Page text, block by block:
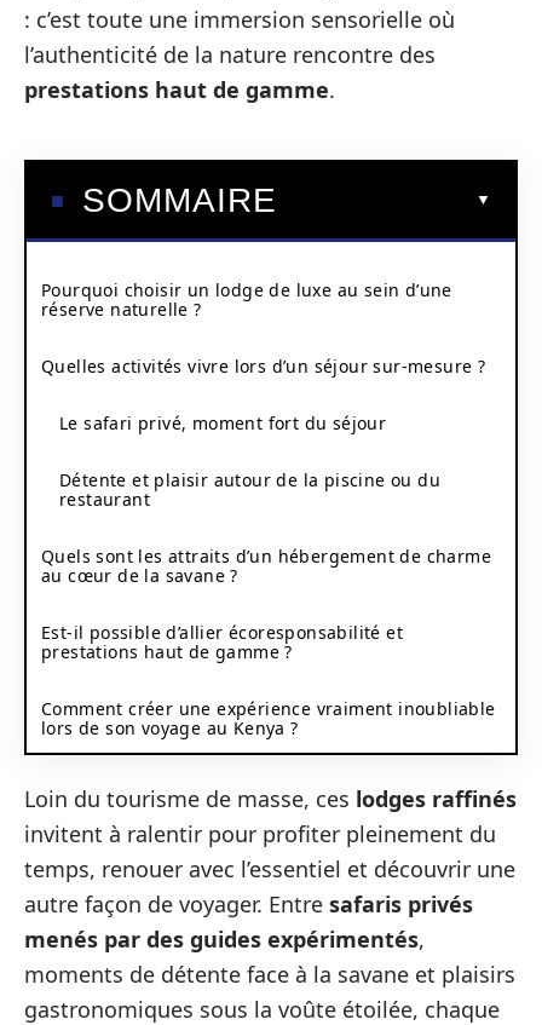
: c’est toute une immersion sensorielle où
l’authenticité de la nature rencontre des
prestations haut de gamme.
SOMMAIRE
Pourquoi choisir un lodge de luxe au sein d’une
réserve naturelle ?
Quelles activités vivre lors d’un séjour sur-mesure ?
Le safari privé, moment fort du séjour
Détente et plaisir autour de la piscine ou du
restaurant
Quels sont les attraits d’un hébergement de charme
au cœur de la savane ?
Est-il possible d’allier écoresponsabilité et
prestations haut de gamme ?
Comment créer une expérience vraiment inoubliable
lors de son voyage au Kenya ?
Loin du tourisme de masse, ces lodges raffinés
invitent à ralentir pour profiter pleinement du
temps, renouer avec l’essentiel et découvrir une
autre façon de voyager. Entre safaris privés
menés par des guides expérimentés,
moments de détente face à la savane et plaisirs
gastronomiques sous la voûte étoilée, chaque